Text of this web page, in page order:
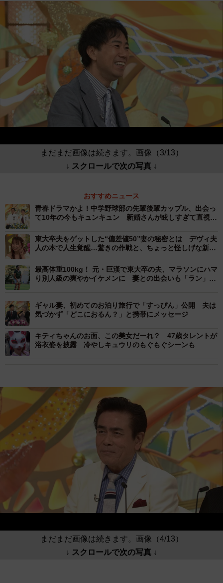
まだまだ画像は続きます。画像（3/13）
↓ スクロールで次の写真 ↓
おすすめニュース
青春ドラマかよ！中学野球部の先輩後輩カップル、出会っ
て10年の今もキュンキュン 新婚さんが眩しすぎて直視で
東大卒夫をゲットした“偏差値50”妻の秘密とは デヴィ夫
人の本で人生覚醒…驚きの作戦と、ちょっと怪しげな新婚
最高体重100kg！ 元・巨漢で東大卒の夫、マラソンにハマ
り別人級の爽やかイケメンに 妻との出会いも「ラン」だ
ギャル妻、初めてのお泊り旅行で「すっぴん」公開 夫は
気づかず「どこにおるん？」と携帯にメッセージ
キティちゃんのお面、この美女だーれ？ 47歳タレントが
浴衣姿を披露 冷やしキュウリのもぐもぐシーンも
まだまだ画像は続きます。画像（4/13）
↓ スクロールで次の写真 ↓